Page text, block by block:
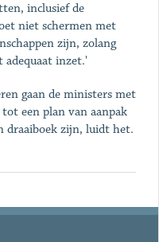
inclusief de
niet schermen met
zijn, zolang
adequaat inzet.'
gaan de ministers met
een plan van aanpak
draaiboek zijn, luidt het.